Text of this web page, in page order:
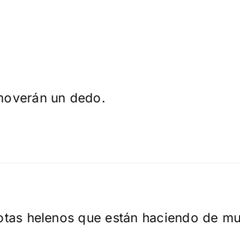
un dedo.
helenos que están haciendo de